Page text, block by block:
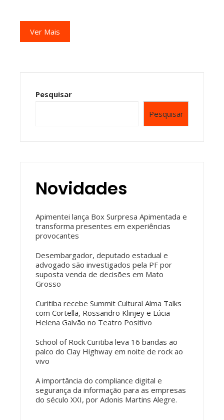
Ver Mais
Pesquisar
Pesquisar
Novidades
Apimentei lança Box Surpresa Apimentada e
transforma presentes em experiências
provocantes
Desembargador, deputado estadual e
advogado são investigados pela PF por
suposta venda de decisões em Mato
Grosso
Curitiba recebe Summit Cultural Alma Talks
com Cortella, Rossandro Klinjey e Lúcia
Helena Galvão no Teatro Positivo
School of Rock Curitiba leva 16 bandas ao
palco do Clay Highway em noite de rock ao
vivo
A importância do compliance digital e
segurança da informação para as empresas
do século XXI, por Adonis Martins Alegre.